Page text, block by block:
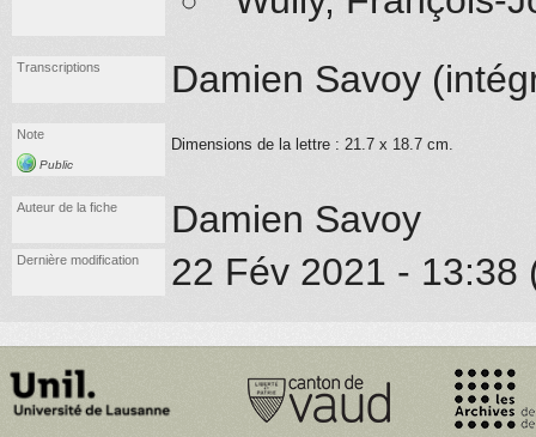
Transcriptions Damien Savoy (
Note
Public
Dimensions de la lettre : 21.7 x 18.7 cm.
Auteur de la fiche Damien Savoy
Dernière modification 22 Fév 2021 - 13:38